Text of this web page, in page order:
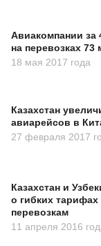
Авиакомпании за
на перевозках 73
18 мая 2017 года
Казахстан
авиарейсов в
27 февраля 2017
Казахстан и
о гибких
перевозкам
11 апреля 2016